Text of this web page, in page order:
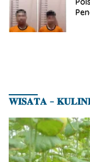
𝐖𝐈𝐒𝐀𝐓𝐀 –